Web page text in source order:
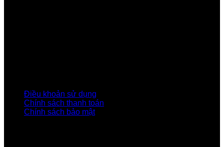
Điều khoản sử dụng
Chính sách thanh toán
Chính sách bảo mật